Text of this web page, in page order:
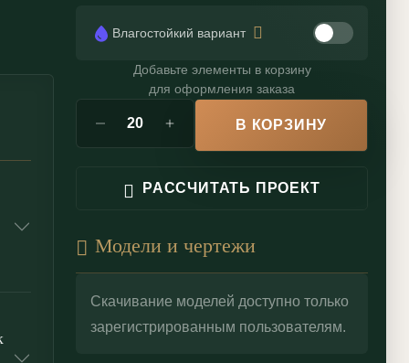
Влагостойкий вариант
Добавьте элементы в корзину
для оформления заказа
В КОРЗИНУ
РАССЧИТАТЬ ПРОЕКТ
Модели и чертежи
Скачивание моделей доступно только
зарегистрированным пользователям.